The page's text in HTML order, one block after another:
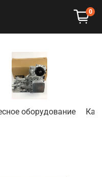
0
оборудование